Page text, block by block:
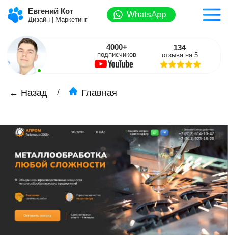
WhatsApp
← Назад
Евгений Кот
Дизайн | Маркетинг